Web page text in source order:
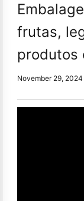
frutas,
produtos
November 29, 2024